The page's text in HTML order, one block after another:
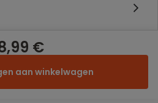
€
aan winkelwagen